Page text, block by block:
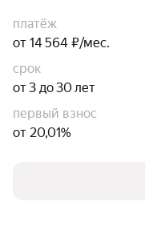
платёж
от 14 564 ₽/мес.
срок
от 3 до 30 лет
первый взнос
от 20,01%